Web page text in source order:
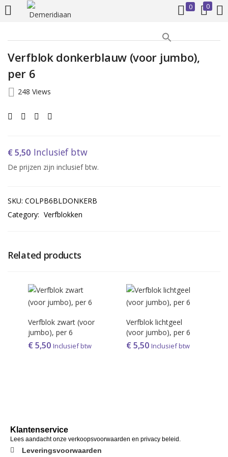
0 0
LOGIN REGISTER
Enter your username and password to login.
Verfblok donkerblauw (voor jumbo),
per 6
248 Views
€ 5,50 Inclusief btw
De prijzen zijn inclusief btw.
SKU: COLPB6BLDONKERB
Category: Verfblokken
Related products
Verfblok zwart (voor
jumbo), per 6
€ 5,50 Inclusief btw
Verfblok lichtgeel
(voor jumbo), per 6
€ 5,50 Inclusief btw
Klantenservice
Lees aandacht onze verkoopsvoorwaarden en privacy beleid.
Leveringsvoorwaarden